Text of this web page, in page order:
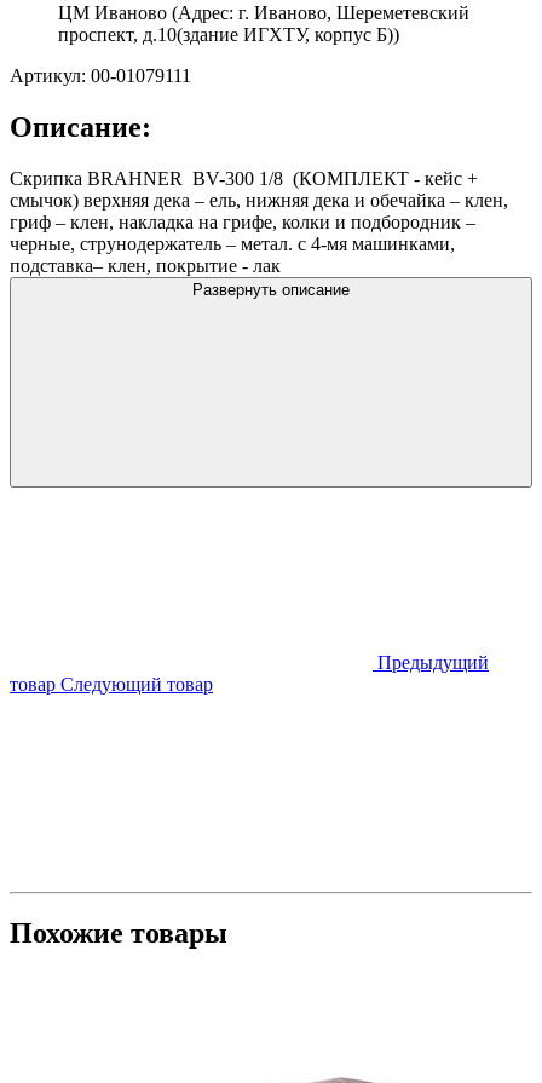
ЦМ Иваново (Адрес: г. Иваново, Шереметевский
проспект, д.10(здание ИГХТУ, корпус Б))
Артикул: 00-01079111
Описание:
Скрипка BRAHNER BV-300 1/8 (КОМПЛЕКТ - кейс +
смычок) верхняя дека – ель, нижняя дека и обечайка – клен,
гриф – клен, накладка на грифе, колки и подбородник –
черные, струнодержатель – метал. с 4-мя машинками,
подставка– клен, покрытие - лак
Развернуть описание
Предыдущий
товар Следующий товар
Похожие товары